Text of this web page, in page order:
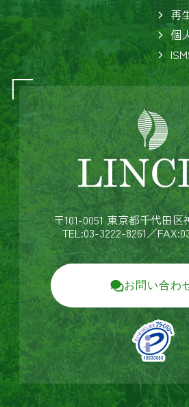
再
個
〒101-0051 東京都千代田
TEL:03-3222-8261／
お問い合わ